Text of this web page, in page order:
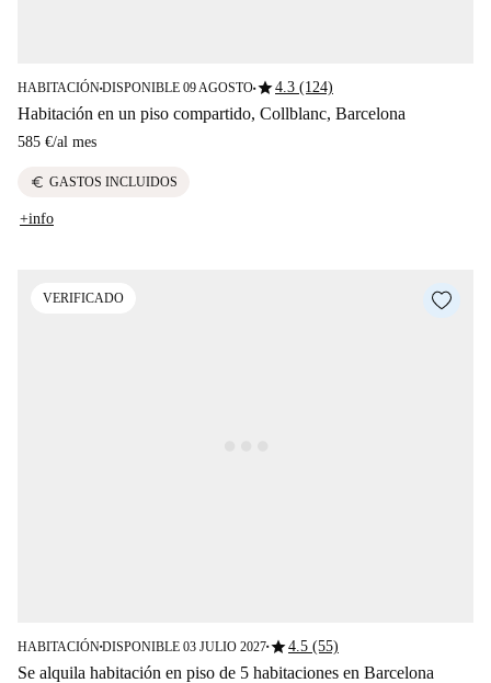
HABITACIÓN■DISPONIBLE 09 AGOSTO■star4.3 (124)
Habitación en un piso compartido, Collblanc, Barcelona
585 €/al mes
euro GASTOS INCLUIDOS
+info
VERIFICADO
HABITACIÓN■DISPONIBLE 03 JULIO 2027■star4.5 (55)
Se alquila habitación en piso de 5 habitaciones en Barcelona